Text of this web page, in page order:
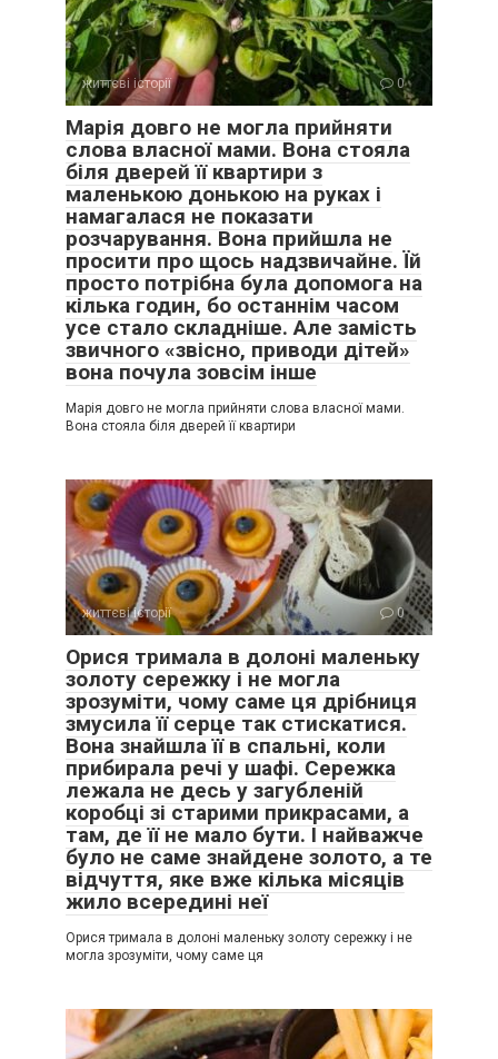
життєві історії 0
Марія довго не могла прийняти
слова власної мами. Вона стояла
біля дверей її квартири з
маленькою донькою на руках і
намагалася не показати
розчарування. Вона прийшла не
просити про щось надзвичайне. Їй
просто потрібна була допомога на
кілька годин, бо останнім часом
усе стало складніше. Але замість
звичного «звісно, приводи дітей»
вона почула зовсім інше
Марія довго не могла прийняти слова власної мами.
Вона стояла біля дверей її квартири
життєві історії 0
Орися тримала в долоні маленьку
золоту сережку і не могла
зрозуміти, чому саме ця дрібниця
змусила її серце так стискатися.
Вона знайшла її в спальні, коли
прибирала речі у шафі. Сережка
лежала не десь у загубленій
коробці зі старими прикрасами, а
там, де її не мало бути. І найважче
було не саме знайдене золото, а те
відчуття, яке вже кілька місяців
жило всередині неї
Орися тримала в долоні маленьку золоту сережку і не
могла зрозуміти, чому саме ця